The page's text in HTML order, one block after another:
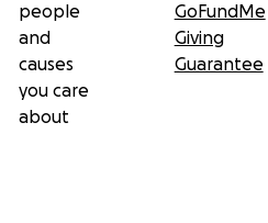
people
and
causes
you care
about
GoFundMe
Giving
Guarantee